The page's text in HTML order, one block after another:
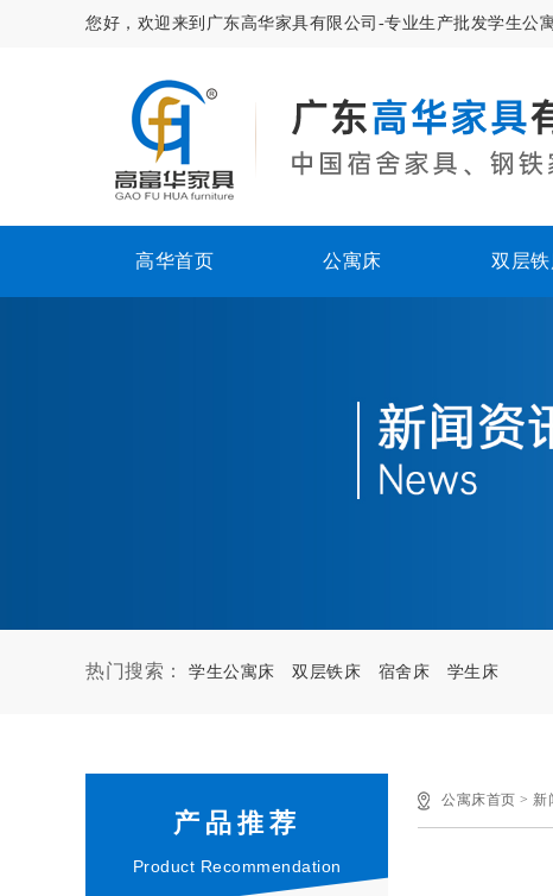
您好，欢迎来到广东高华家具有限公司-专业生产批发学生公
高华首页 公寓床 双层
热门搜索： 学生公寓床 双层铁床 宿舍床 学生床
产品推荐
Product Recommendation
公寓床首页 > 新